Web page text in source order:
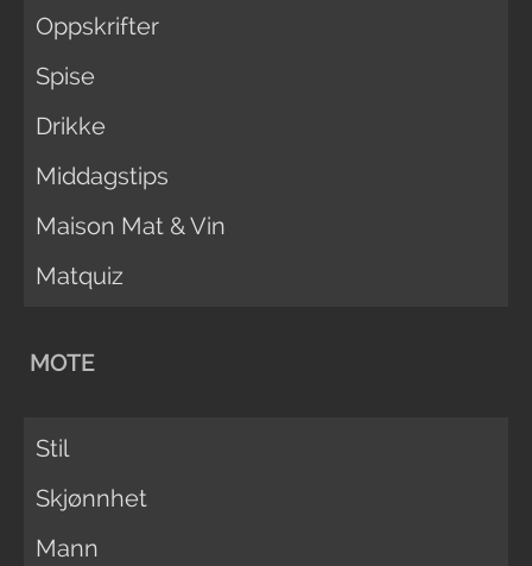
Oppskrifter
Spise
Drikke
Middagstips
Maison Mat & Vin
Matquiz
MOTE
Stil
Skjønnhet
Mann